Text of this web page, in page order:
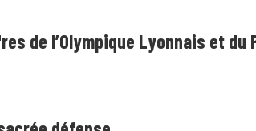
de l’Olympique Lyonnais et du